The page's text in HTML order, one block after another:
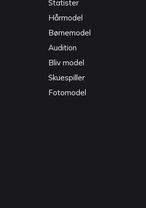
Statister
Hårmodel
Børnemodel
Audition
Bliv model
Skuespiller
Fotomodel